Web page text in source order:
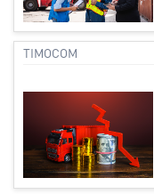
TIMOCOM